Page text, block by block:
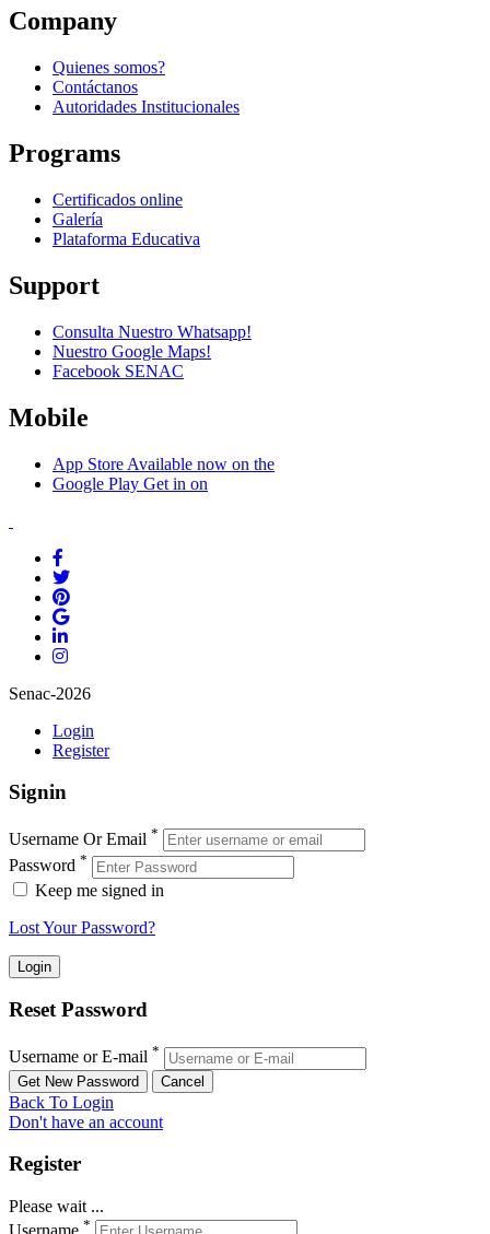
Company
Quienes somos?
Contáctanos
Autoridades Institucionales
Programs
Certificados online
Galería
Plataforma Educativa
Support
Consulta Nuestro Whatsapp!
Nuestro Google Maps!
Facebook SENAC
Mobile
App Store Available now on the
Google Play Get in on
Senac-2026
Login
Register
Signin
Username Or Email *
Password *
Keep me signed in
Lost Your Password?
Reset Password
Username or E-mail *
Back To Login
Don't have an account
Register
Please wait ...
*